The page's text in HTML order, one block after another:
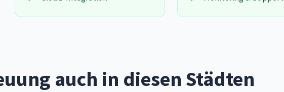
auch in diesen Städten